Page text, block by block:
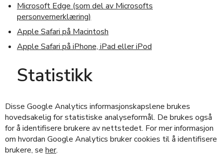
Microsoft Edge (som del av Microsofts
personvernerklæring)
Apple Safari på Macintosh
Apple Safari på iPhone, iPad eller iPod
Statistikk
Disse Google Analytics informasjonskapslene brukes
hovedsakelig for statistiske analyseformål. De brukes også
for å identifisere brukere av nettstedet. For mer informasjon
om hvordan Google Analytics bruker cookies til å identifisere
brukere, se her.